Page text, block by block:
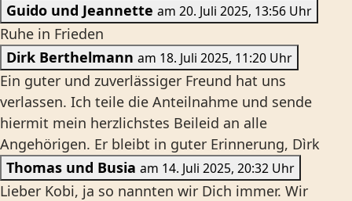
Guido und Jeannette
am 20. Juli 2025, 13:56 Uhr
Ruhe in Frieden
Dirk Berthelmann
am 18. Juli 2025, 11:20 Uhr
Ein guter und zuverlässiger Freund hat uns
verlassen. Ich teile die Anteilnahme und sende
hiermit mein herzlichstes Beileid an alle
Angehörigen. Er bleibt in guter Erinnerung, Dìrk
Thomas und Busia
am 14. Juli 2025, 20:32 Uhr
Lieber Kobi, ja so nannten wir Dich immer. Wir